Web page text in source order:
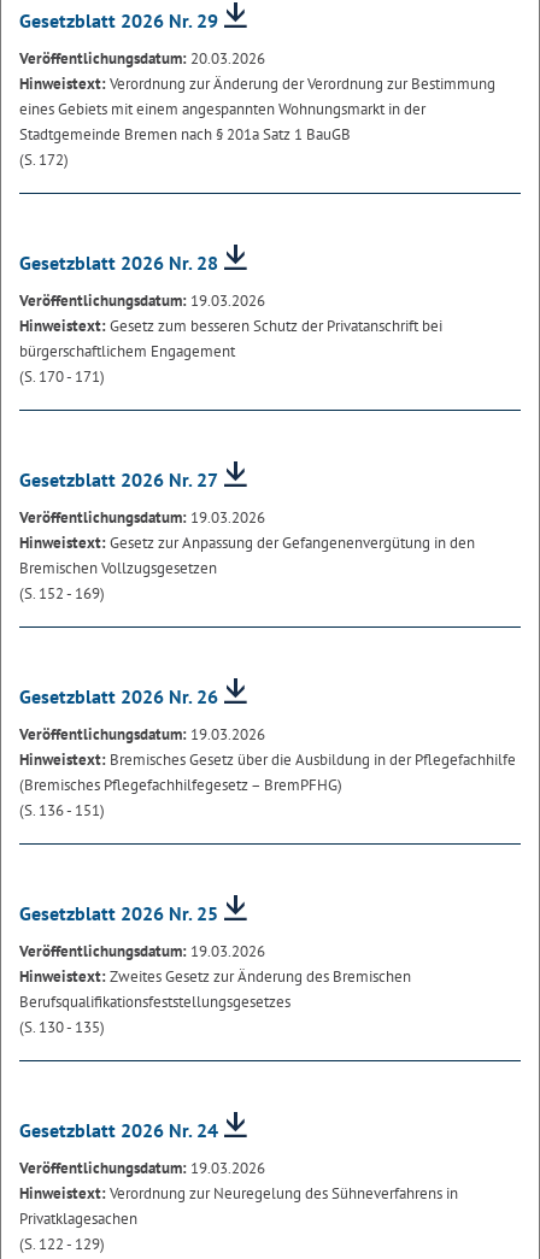
Gesetzblatt 2026 Nr. 29
Veröffentlichungsdatum: 20.03.2026
Hinweistext:Verordnung zur Änderung der Verordnung zur Bestimmung
eines Gebiets mit einem angespannten Wohnungsmarkt in der
Stadtgemeinde Bremen nach § 201a Satz 1 BauGB
(S. 172)
Gesetzblatt 2026 Nr. 28
Veröffentlichungsdatum: 19.03.2026
Hinweistext:Gesetz zum besseren Schutz der Privatanschrift bei
bürgerschaftlichem Engagement
(S. 170 - 171)
Gesetzblatt 2026 Nr. 27
Veröffentlichungsdatum: 19.03.2026
Hinweistext:Gesetz zur Anpassung der Gefangenenvergütung in den
Bremischen Vollzugsgesetzen
(S. 152 - 169)
Gesetzblatt 2026 Nr. 26
Veröffentlichungsdatum: 19.03.2026
Hinweistext: Bremisches Gesetz über die Ausbildung in der Pflegefachhilfe
(Bremisches Pflegefachhilfegesetz – BremPFHG)
(S. 136 - 151)
Gesetzblatt 2026 Nr. 25
Veröffentlichungsdatum: 19.03.2026
Hinweistext:Zweites Gesetz zur Änderung des Bremischen
Berufsqualifikationsfeststellungsgesetzes
(S. 130 - 135)
Gesetzblatt 2026 Nr. 24
Veröffentlichungsdatum: 19.03.2026
Hinweistext:Verordnung zur Neuregelung des Sühneverfahrens in
Privatklagesachen
(S. 122 - 129)